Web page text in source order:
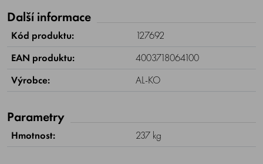
Další informace
Kód produktu:
127692
EAN produktu:
4003718064100
Výrobce:
AL-KO
Parametry
Hmotnost: 237 kg